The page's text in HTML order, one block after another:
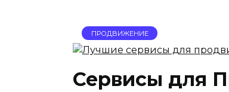
ПРОДВИЖЕНИЕ
Сервисы для